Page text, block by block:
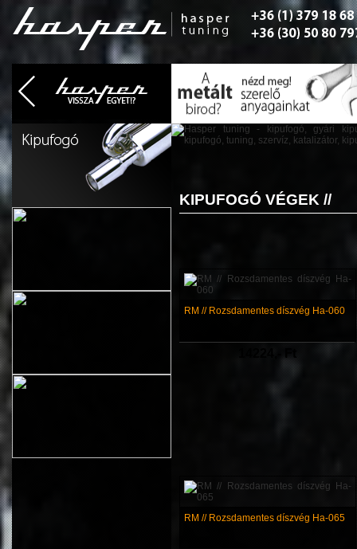
KIPUFOGÓ VÉGEK //
RM // Rozsdamentes díszvég Ha-060
RM // Rozsdamentes díszvég Ha-065